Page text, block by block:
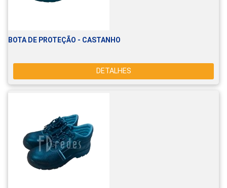
BOTA DE PROTEÇÃO - CASTANHO
DETALHES